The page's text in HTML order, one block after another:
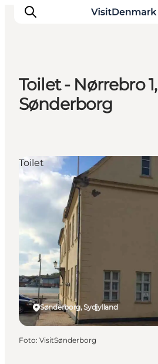
Inspiration
Destinationer
Planlæg ferien
Toilet - Nørrebro 1,
Sønderborg
Sønderborg, Sydjylland
Toilet
Foto: VisitSønderborg